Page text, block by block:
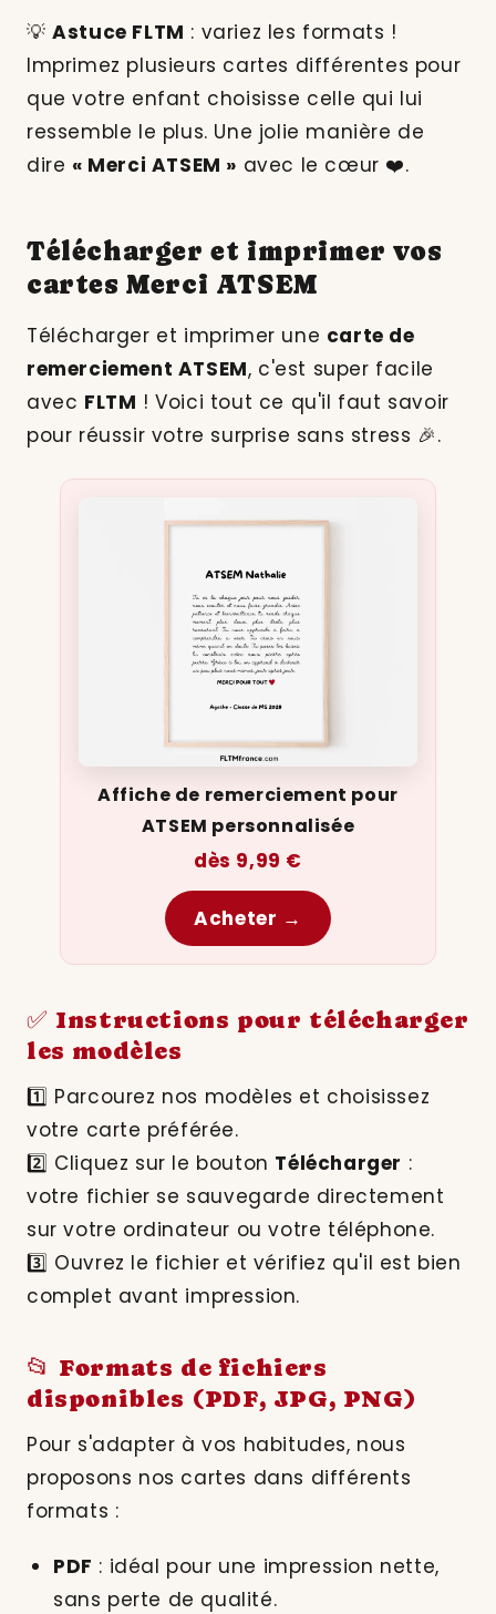
💡Astuce FLTM : variez les formats !
Imprimez plusieurs cartes différentes pour
que votre enfant choisisse celle qui lui
ressemble le plus. Une jolie manière de
dire « Merci ATSEM » avec le cœur ❤️.
Télécharger et imprimer vos
cartes Merci ATSEM
Télécharger et imprimer une carte de
remerciement ATSEM, c'est super facile
avec FLTM ! Voici tout ce qu'il faut savoir
pour réussir votre surprise sans stress 🎉.
Affiche de remerciement pour
ATSEM personnalisée
dès 9,99 €
Acheter →
✅ Instructions pour télécharger
les modèles
1️⃣ Parcourez nos modèles et choisissez
votre carte préférée.
2️⃣ Cliquez sur le bouton Télécharger :
votre fichier se sauvegarde directement
sur votre ordinateur ou votre téléphone.
3️⃣ Ouvrez le fichier et vérifiez qu'il est bien
complet avant impression.
📂 Formats de fichiers
disponibles (PDF, JPG, PNG)
Pour s'adapter à vos habitudes, nous
proposons nos cartes dans différents
formats :
PDF : idéal pour une impression nette,
sans perte de qualité.